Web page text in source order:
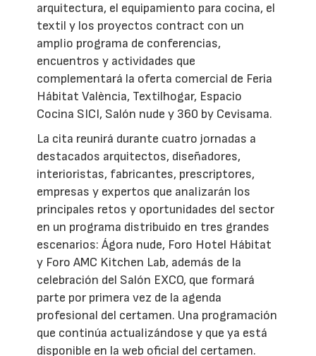
arquitectura, el equipamiento para cocina, el
textil y los proyectos contract con un
amplio programa de conferencias,
encuentros y actividades que
complementará la oferta comercial de Feria
Hábitat València, Textilhogar, Espacio
Cocina SICI, Salón nude y 360 by Cevisama.
La cita reunirá durante cuatro jornadas a
destacados arquitectos, diseñadores,
interioristas, fabricantes, prescriptores,
empresas y expertos que analizarán los
principales retos y oportunidades del sector
en un programa distribuido en tres grandes
escenarios: Ágora nude, Foro Hotel Hábitat
y Foro AMC Kitchen Lab, además de la
celebración del Salón EXCO, que formará
parte por primera vez de la agenda
profesional del certamen. Una programación
que continúa actualizándose y que ya está
disponible en la web oficial del certamen.